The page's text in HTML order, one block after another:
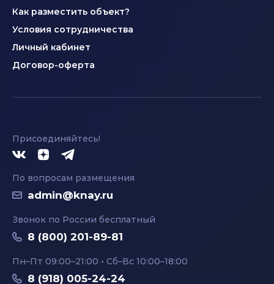
Как разместить объект?
Условия сотрудничества
Личный кабинет
Договор-оферта
Присоединяйтесь!
По вопросам размещения
admin@knay.ru
Звонок по России бесплатный
8 (800) 201-89-81
Пн–Пт 09:00–21:00 • Сб–Вс 10:00–18:00
8 (918) 005-24-24